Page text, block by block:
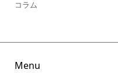
コラム
Menu